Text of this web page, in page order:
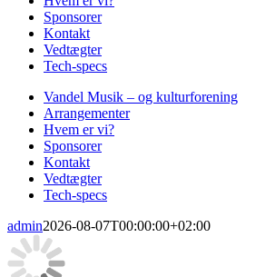
Sponsorer
Kontakt
Vedtægter
Tech-specs
Vandel Musik – og kulturforening
Arrangementer
Hvem er vi?
Sponsorer
Kontakt
Vedtægter
Tech-specs
admin2026-08-07T00:00:00+02:00